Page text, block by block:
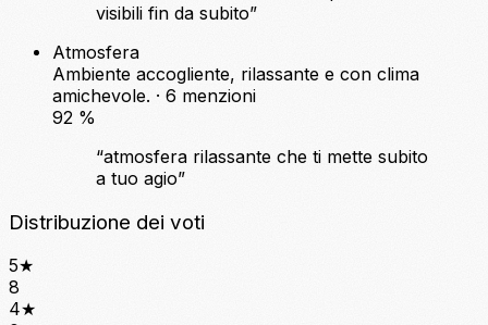
visibili fin da subito”
Atmosfera
Ambiente accogliente, rilassante e con clima
amichevole. · 6 menzioni
92 %
“atmosfera rilassante che ti mette subito
a tuo agio”
Distribuzione dei voti
5★
8
4★